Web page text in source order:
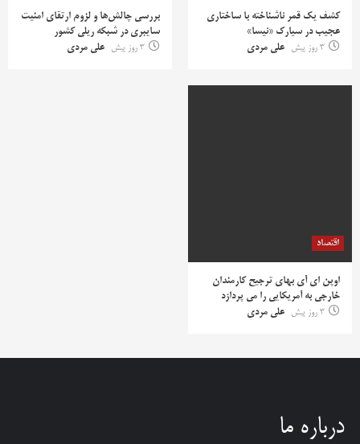
کشف یک قمر ناشناخته با ساختاری
عجیب در سیارک «نیسا»
3 روز پیش
علی مردی
بررسی چالش‌ها و لزوم ارتقای امنیت
سایبری در شبکه ریلی کشور
3 روز پیش
علی مردی
اقتصاد
اوپن ای آی بهای ترجیح کارمندان
خارجی به آمریکایی را می پردازد
3 روز پیش
علی مردی
درباره ما